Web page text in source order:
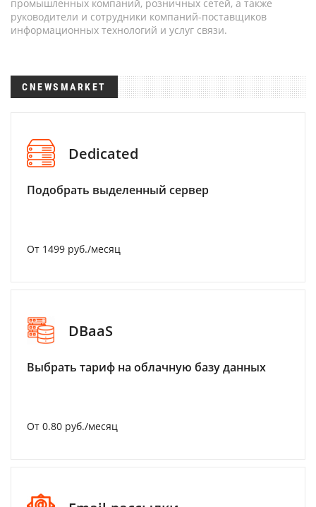
промышленных компаний, розничных сетей, а также
руководители и сотрудники компаний-поставщиков
информационных технологий и услуг связи.
CNEWSMARKET
Dedicated
Подобрать выделенный сервер
От 1499 руб./месяц
DBaaS
Выбрать тариф на облачную базу данных
От 0.80 руб./месяц